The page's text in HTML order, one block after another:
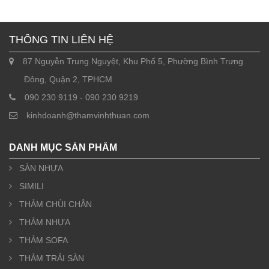
THÔNG TIN LIÊN HỆ
87 Nguyễn Trung Nguyệt, Khu Phố 5, Phường Bình Trưng
Đông, Quận 2, TPHCM
090 230 9119 - 090 230 9219
kinhdoanh@thamvinhthuan.com
DANH MỤC SẢN PHẨM
SÀN NHỰA
SIMILI
THẢM CHÙI CHÂN
THẢM NHỰA
THẢM SOFA
THẢM TRẢI SÀN